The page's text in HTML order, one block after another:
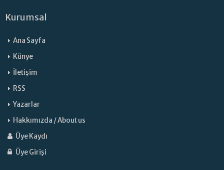
Kurumsal
Ana Sayfa
Künye
İletişim
RSS
Yazarlar
Hakkımızda / About us
Üye Kaydı
Üye Girişi